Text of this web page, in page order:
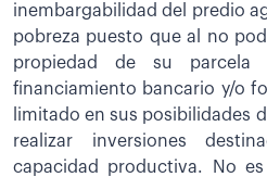
inembargabilidad del predio
pobreza puesto que al no
propiedad de su parcela
financiamiento bancario y/o
limitado en sus posibilidades
realizar inversiones
capacidad productiva. No